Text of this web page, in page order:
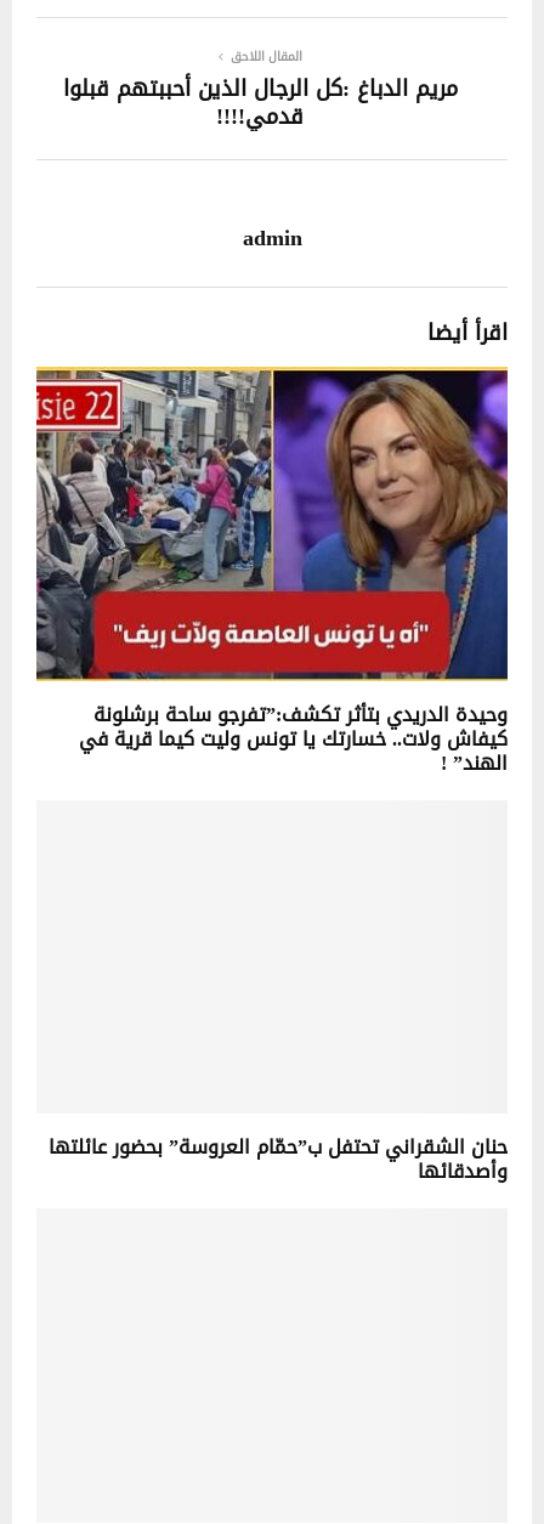
المقال اللاحق
مريم الدباغ :كل الرجال الذين أحببتهم قبلوا
قدمي!!!!
admin
اقرأ أيضا
وحيدة الدريدي بتأثر تكشف:”تفرجو ساحة برشلونة
كيفاش ولات.. خسارتك يا تونس وليت كيما قرية في
الهند” !
حنان الشقراني تحتفل ب”حمّام العروسة” بحضور عائلتها
وأصدقائها